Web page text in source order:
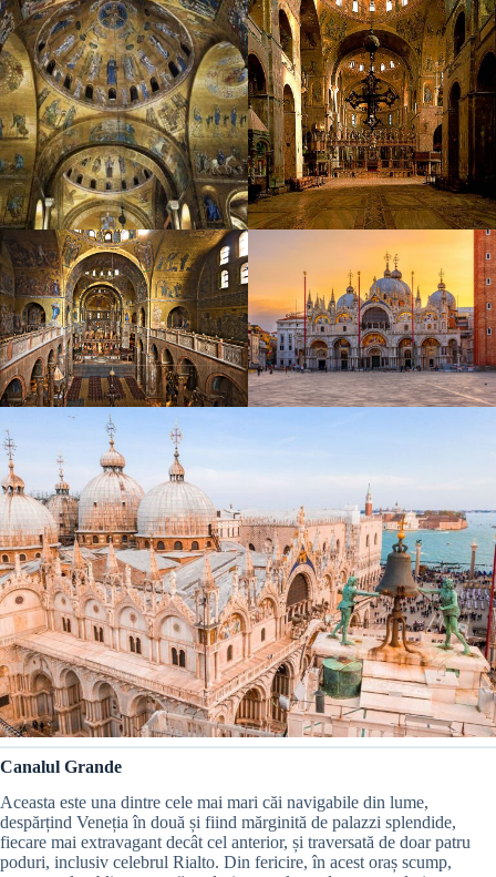
Canalul Grande
Aceasta este una dintre cele mai mari căi navigabile din lume,
despărțind Veneția în două și fiind mărginită de palazzi splendide,
fiecare mai extravagant decât cel anterior, și traversată de doar patru
poduri, inclusiv celebrul Rialto. Din fericire, în acest oraș scump,